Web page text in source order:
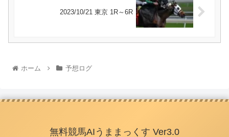
2023/10/21 東京 1R～6R
ホーム 予想ログ
無料競馬AIうままっくす Ver3.0